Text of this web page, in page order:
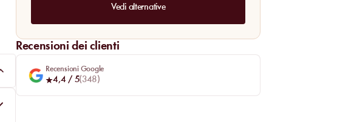
Vedi alternative
Recensioni dei clienti
Recensioni Google
4,4 / 5(348)